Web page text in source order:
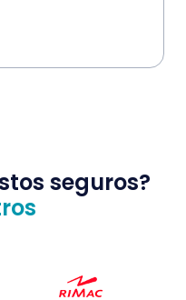
seguros?